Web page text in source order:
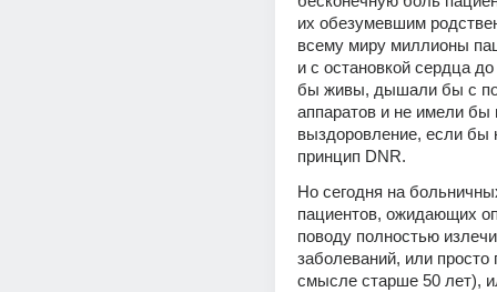
их обезумевшим
всему миру миллионы
и с остановкой сердца
бы живы, дышали бы с
аппаратов и не имели
выздоровление, если бы
принцип DNR.
Но сегодня на
пациентов, ожидающих
поводу полностью
заболеваний, или
смысле старше 50 лет),